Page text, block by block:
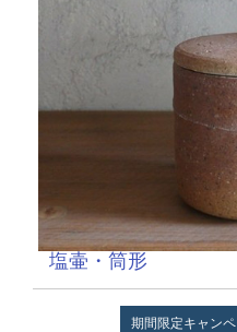
塩壷・筒形
期間限定キャン